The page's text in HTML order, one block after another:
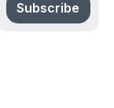
Subscribe